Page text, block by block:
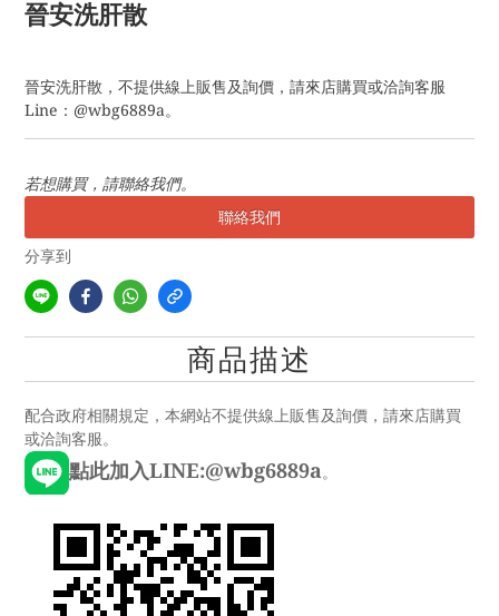
晉安洗肝散
晉安洗肝散，不提供線上販售及詢價，請來店購買或洽詢客服
Line：@wbg6889a。
若想購買，請聯絡我們。
聯絡我們
分享到
商品描述
配合政府相關規定，本網站不提供線上販售及詢價，請來店購買
或洽詢客服。
點此加入LINE:@wbg6889a。